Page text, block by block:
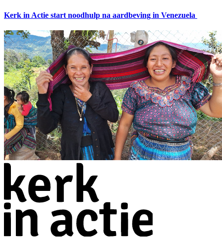
Kerk in Actie start noodhulp na aardbeving in Venezuela